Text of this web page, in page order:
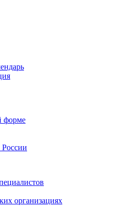
форме
России
организациях